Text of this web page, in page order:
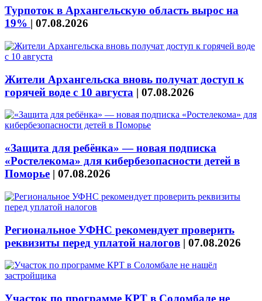
Турпоток в Архангельскую область вырос на
19% | 07.08.2026
Жители Архангельска вновь получат доступ к
горячей воде с 10 августа | 07.08.2026
«Защита для ребёнка» — новая подписка
«Ростелекома» для кибербезопасности детей в
Поморье | 07.08.2026
Региональное УФНС рекомендует проверить
реквизиты перед уплатой налогов | 07.08.2026
Участок по программе КРТ в Соломбале не